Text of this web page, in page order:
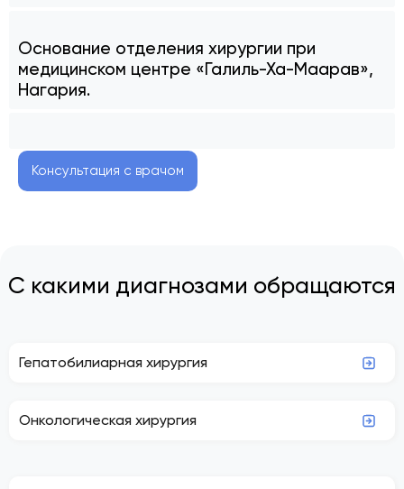
Основание отделения хирургии при
медицинском центре «Галиль-Ха-Маарав»,
Нагария.
Консультация с врачом
С какими диагнозами обращаются
Гепатобилиарная хирургия
Онкологическая хирургия